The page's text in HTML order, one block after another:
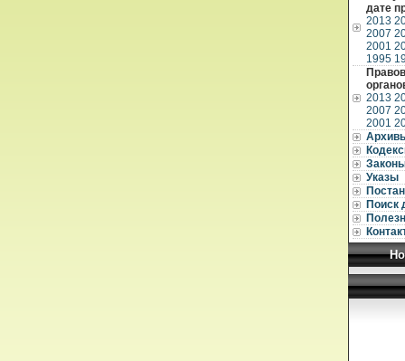
дате
2013
2007
2001
1995
2013
2007
2001
Указы
Поиск